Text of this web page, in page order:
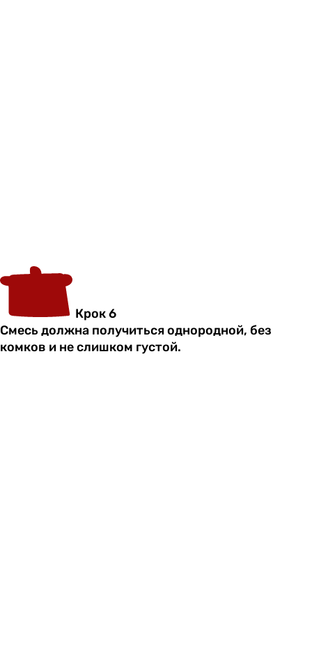
Крок 6
Смесь должна получиться однородной, без
комков и не слишком густой.